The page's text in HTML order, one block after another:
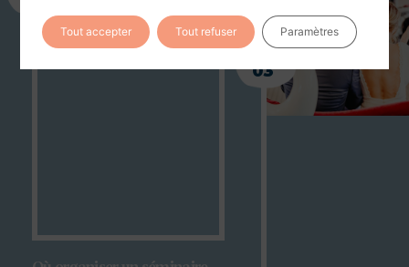
12
03
Tout accepter Tout refuser Paramètres